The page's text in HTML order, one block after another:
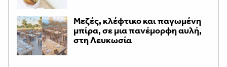
Μεζές, κλέφτικο και παγωμένη
μπίρα, σε μια πανέμορφη αυλή,
στη Λευκωσία